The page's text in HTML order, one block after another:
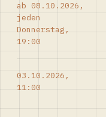
ab 08.10.2026,
jeden
Donnerstag,
19:00
03.10.2026,
11:00